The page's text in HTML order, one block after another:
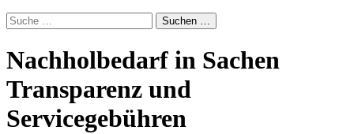
Nachholbedarf in Sachen
Transparenz und
Servicegebühren